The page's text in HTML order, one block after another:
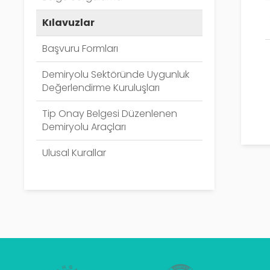
Kılavuzlar
Başvuru Formları
Demiryolu Sektöründe Uygunluk
Değerlendirme Kuruluşları
Tip Onay Belgesi Düzenlenen
Demiryolu Araçları
Ulusal Kurallar